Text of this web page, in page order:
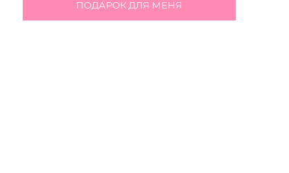
ПОДАРОК ДЛЯ МЕНЯ